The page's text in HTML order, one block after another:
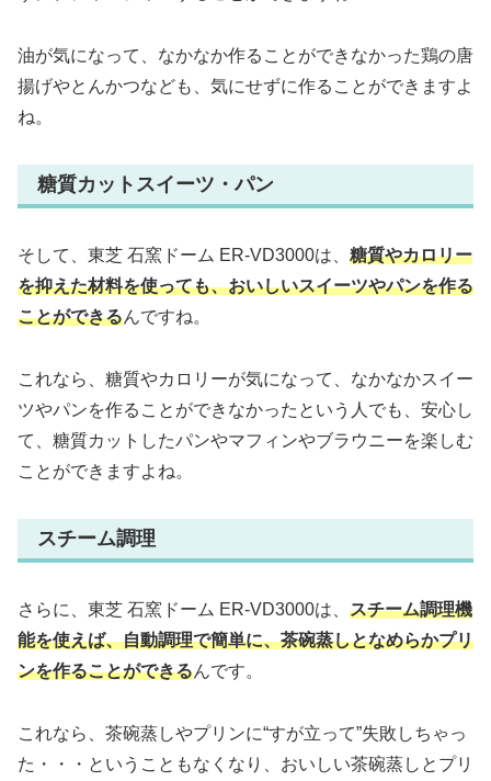
油が気になって、なかなか作ることができなかった鶏の唐
揚げやとんかつなども、気にせずに作ることができますよ
ね。
糖質カットスイーツ・パン
そして、東芝 石窯ドーム ER-VD3000は、 糖質やカロリー
を抑えた材料を使っても、おいしいスイーツやパンを作る
ことができるんですね。
これなら、糖質やカロリーが気になって、なかなかスイー
ツやパンを作ることができなかったという人でも、安心し
て、糖質カットしたパンやマフィンやブラウニーを楽しむ
ことができますよね。
スチーム調理
さらに、東芝 石窯ドーム ER-VD3000は、 スチーム調理機
能を使えば、自動調理で簡単に、茶碗蒸しとなめらかプリ
ンを作ることができるんです。
これなら、茶碗蒸しやプリンに“すが立って”失敗しちゃっ
た・・・ということもなくなり、おいしい茶碗蒸しとプリ